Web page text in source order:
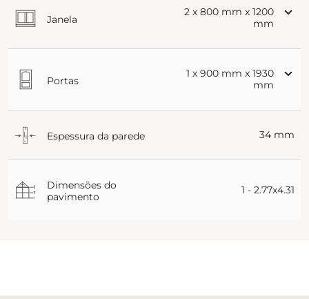
Janela
2 x 800 mm x 1200
mm
Portas
1 x 900 mm x 1930
mm
Espessura da parede 34 mm
Dimensões do
pavimento
1 - 2.77x4.31